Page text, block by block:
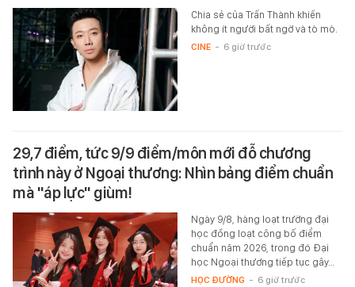
Chia sẻ của Trấn Thành khiến
không ít người bất ngờ và tò mò.
CINE - 6 giờ trước
29,7 điểm, tức 9/9 điểm/môn mới đỗ chương
trình này ở Ngoại thương: Nhìn bảng điểm chuẩn
mà "áp lực" giùm!
Ngày 9/8, hàng loạt trường đại
học đồng loạt công bố điểm
chuẩn năm 2026, trong đó Đại
học Ngoại thương tiếp tục gây…
HỌC ĐƯỜNG - 6 giờ trước